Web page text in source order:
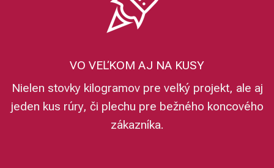
VO VEĽKOM AJ NA KUSY
Nielen stovky kilogramov pre veľký projekt, ale aj
jeden kus rúry, či plechu pre bežného koncového
zákazníka.